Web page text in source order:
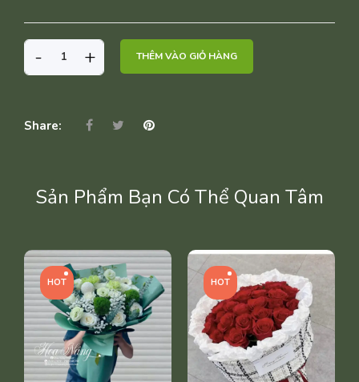
HOA
5
- + THÊM VÀO GIỎ HÀNG
Share:
Sản Phẩm Bạn Có Thể Quan Tâm
HOT HOT